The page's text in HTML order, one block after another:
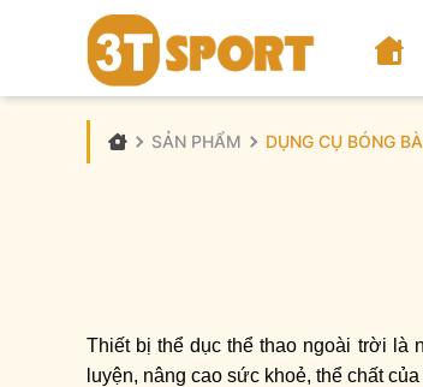
SẢN PHẨM DỤNG CỤ BÓNG
Thiết bị thể dục thể thao ngoài trời là
luyện, nâng cao sức khoẻ, thể chất